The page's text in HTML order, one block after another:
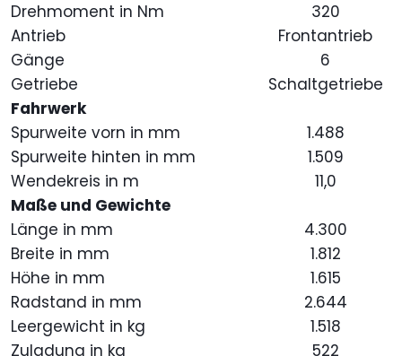
Drehmoment in Nm
320
Antrieb
Frontantrieb
Gänge
6
Getriebe
Schaltgetriebe
Fahrwerk
Spurweite vorn in mm
1.488
Spurweite hinten in mm
1.509
Wendekreis in m
11,0
Maße und Gewichte
Länge in mm
4.300
Breite in mm
1.812
Höhe in mm
1.615
Radstand in mm
2.644
Leergewicht in kg
1.518
Zuladung in kg
522